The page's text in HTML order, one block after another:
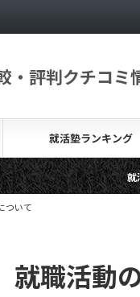
・評判クチコミ
就活塾ランキング
就活塾を探
無料の就活
ついて
職活動の